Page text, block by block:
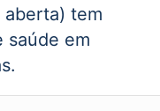
aberta) tem
saúde em